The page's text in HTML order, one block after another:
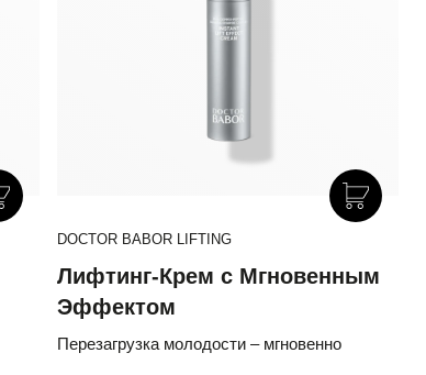
DOCTOR BABOR LIFTING
Лифтинг-Крем с Мгновенным
Эффектом
Перезагрузка молодости – мгновенно